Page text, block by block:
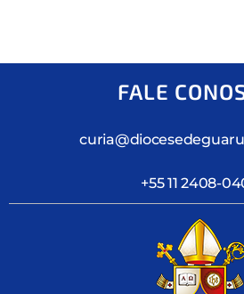
FALE
+55 11 2408-